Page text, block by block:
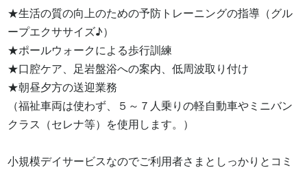
★生活の質の向上のための予防トレーニングの指導（グル
ープエクササイズ♪）
★ポールウォークによる歩行訓練
★口腔ケア、足岩盤浴への案内、低周波取り付け
★朝昼夕方の送迎業務
（福祉車両は使わず、５～７人乗りの軽自動車やミニバン
クラス（セレナ等）を使用します。）
小規模デイサービスなのでご利用者さまとしっかりとコミ